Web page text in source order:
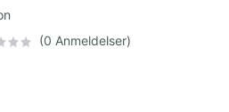
(0 Anmeldelser)